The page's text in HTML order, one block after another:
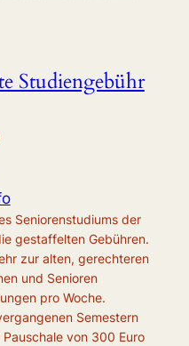
Studiengebühr
Seniorenstudiums der
gestaffelten Gebühren.
zur alten, gerechteren
und Senioren
pro Woche.
Semestern
von 300 Euro